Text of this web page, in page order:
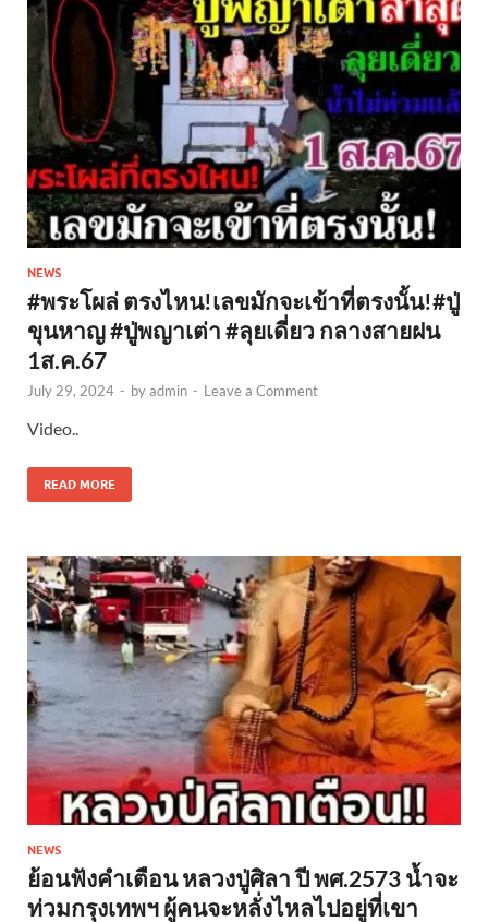
NEWS
#พระโผล่ ตรงไหน!เลขมักจะเข้าที่ตรงนั้น!#ปู่
ขุนหาญ #ปู่พญาเต่า #ลุยเดี่ยว กลางสายฝน
1ส.ค.67
July 29, 2024 - byadmin - Leave a Comment
Video..
READ MORE
NEWS
ย้อนฟังคำเตือน หลวงปู่ศิลา ปี พศ.2573 น้ำจะ
ท่วมกรุงเทพฯ ผู้คนจะหลั่งไหลไปอยู่ที่เขา